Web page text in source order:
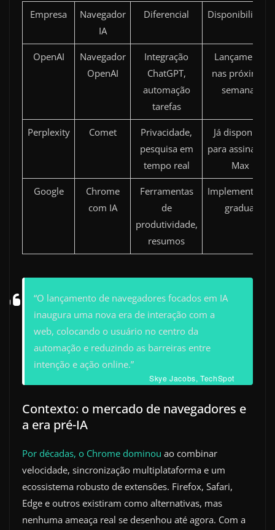
Empresa
Navegador
IA
Diferencial Disponibilidade
OpenAI
Navegador
OpenAI
Integração
ChatGPT,
automação
tarefas
Lançamento
nas próximas
semanas
Perplexity Comet
Privacidade,
pesquisa em
tempo real
Já disponível
para assinantes
Max
Google
Chrome
com IA
Ferramentas
de
produtividade,
resumos
Implementação
gradual
“O lançamento de navegadores focados em IA
inaugura uma nova era de interação com a
web, colocando o usuário no centro da
automação e reduzindo as barreiras entre
intenção e ação online.”
Skye Jacobs, TechSpot
Contexto: o mercado de navegadores e
a era pré-IA
Por décadas, o Chrome dominou ao combinar
velocidade, sincronização multiplataforma e um
ecossistema robusto de extensões. Firefox, Safari,
Edge e outros existiram como alternativas, mas
nenhuma ameaça real se desenhou até agora. Com a